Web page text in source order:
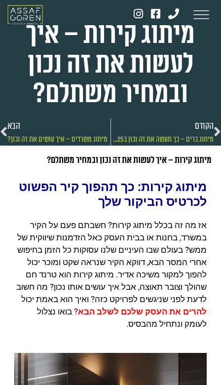
מיתוג קירות – איך
לעשות את זה נכון
ובמחיר משתלם?
הקודם
מיתוג ברים – כך תעשה את זה נכון ב2025!
הבא
מיתוג משרדים – איך עושים את זה נכון?
מיתוג קירות – איך לעשות את זה נכון ובמחיר משתלם?
מיתוג קירות: כך תהפוך קיר הפשוט
לכרטיס הביקור שלך
אז מה זה בכלל מיתוג קירות? חשבתם פעם על הקיר
במשרד, בחנות או בבית העסק כאל הזדמנות שיווקית של
ממש? בעולם שבו העיניים שלנו עסוקות כל הזמן בחיפוש
אחרי המסר הבא, דווקא הקיר שנראה שקט ומוכר יכול
להפוך למקור משיכה אדיר. מיתוג קירות הוא טרנד חם
שהולך וצובר תאוצה, אבל איך עושים אותו נכון? מה חשוב
לדעת לפני שניגשים לפרויקט כזה? ואיך הוא באמת יכול
להרים את העסק שלכם לשלב הבא? בואו נצלול
לעומק ונתחיל מהבסיס.